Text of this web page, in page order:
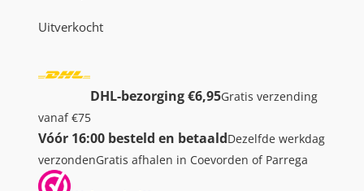
Uitverkocht
DHL-bezorging €6,95Gratis verzending
vanaf €75
Vóór 16:00 besteld en betaaldDezelfde werkdag
verzondenGratis afhalen in Coevorden of Parrega